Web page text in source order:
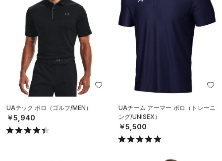
UAテック ポロ（ゴルフ/MEN）
￥5,940
UAチーム アーマー ポロ（トレーニ
ング/UNISEX）
￥5,500